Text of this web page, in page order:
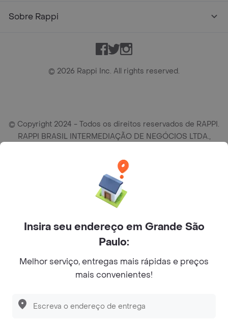
Sobre Rappi
Facebook
TwitterInstagram
© 2026 Rappi Inc. All rights reserved.
© Copyright 2024 - Todos os direitos reservados de RAPPI.
RAPPI BRASIL INTERMEDIAÇÃO DE NEGÓCIOS LTDA.,
conj. 91, Lado A, Cerqueira Cesar, São Paulo/SP CEP. 01414-
905, CNPJ/MF n° 26.900.161/0001-25.
Insira seu endereço em Grande São
Paulo:
Melhor serviço, entregas mais rápidas e preços
mais convenientes!